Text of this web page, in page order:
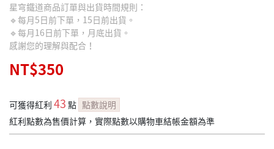
星穹鐵道商品訂單與出貨時間規則：
🔹每月5日前下單，15日前出貨。
🔹每月16日前下單，月底出貨。
感謝您的理解與配合！
NT$350
可獲得紅利 43 點 點數說明
紅利點數為售價計算，實際點數以購物車結帳金額為準